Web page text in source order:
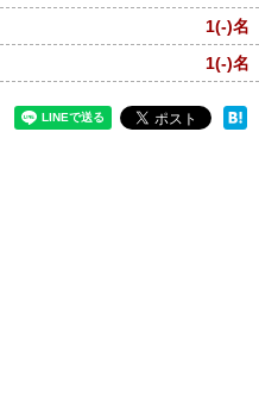
1(-)名
1(-)名